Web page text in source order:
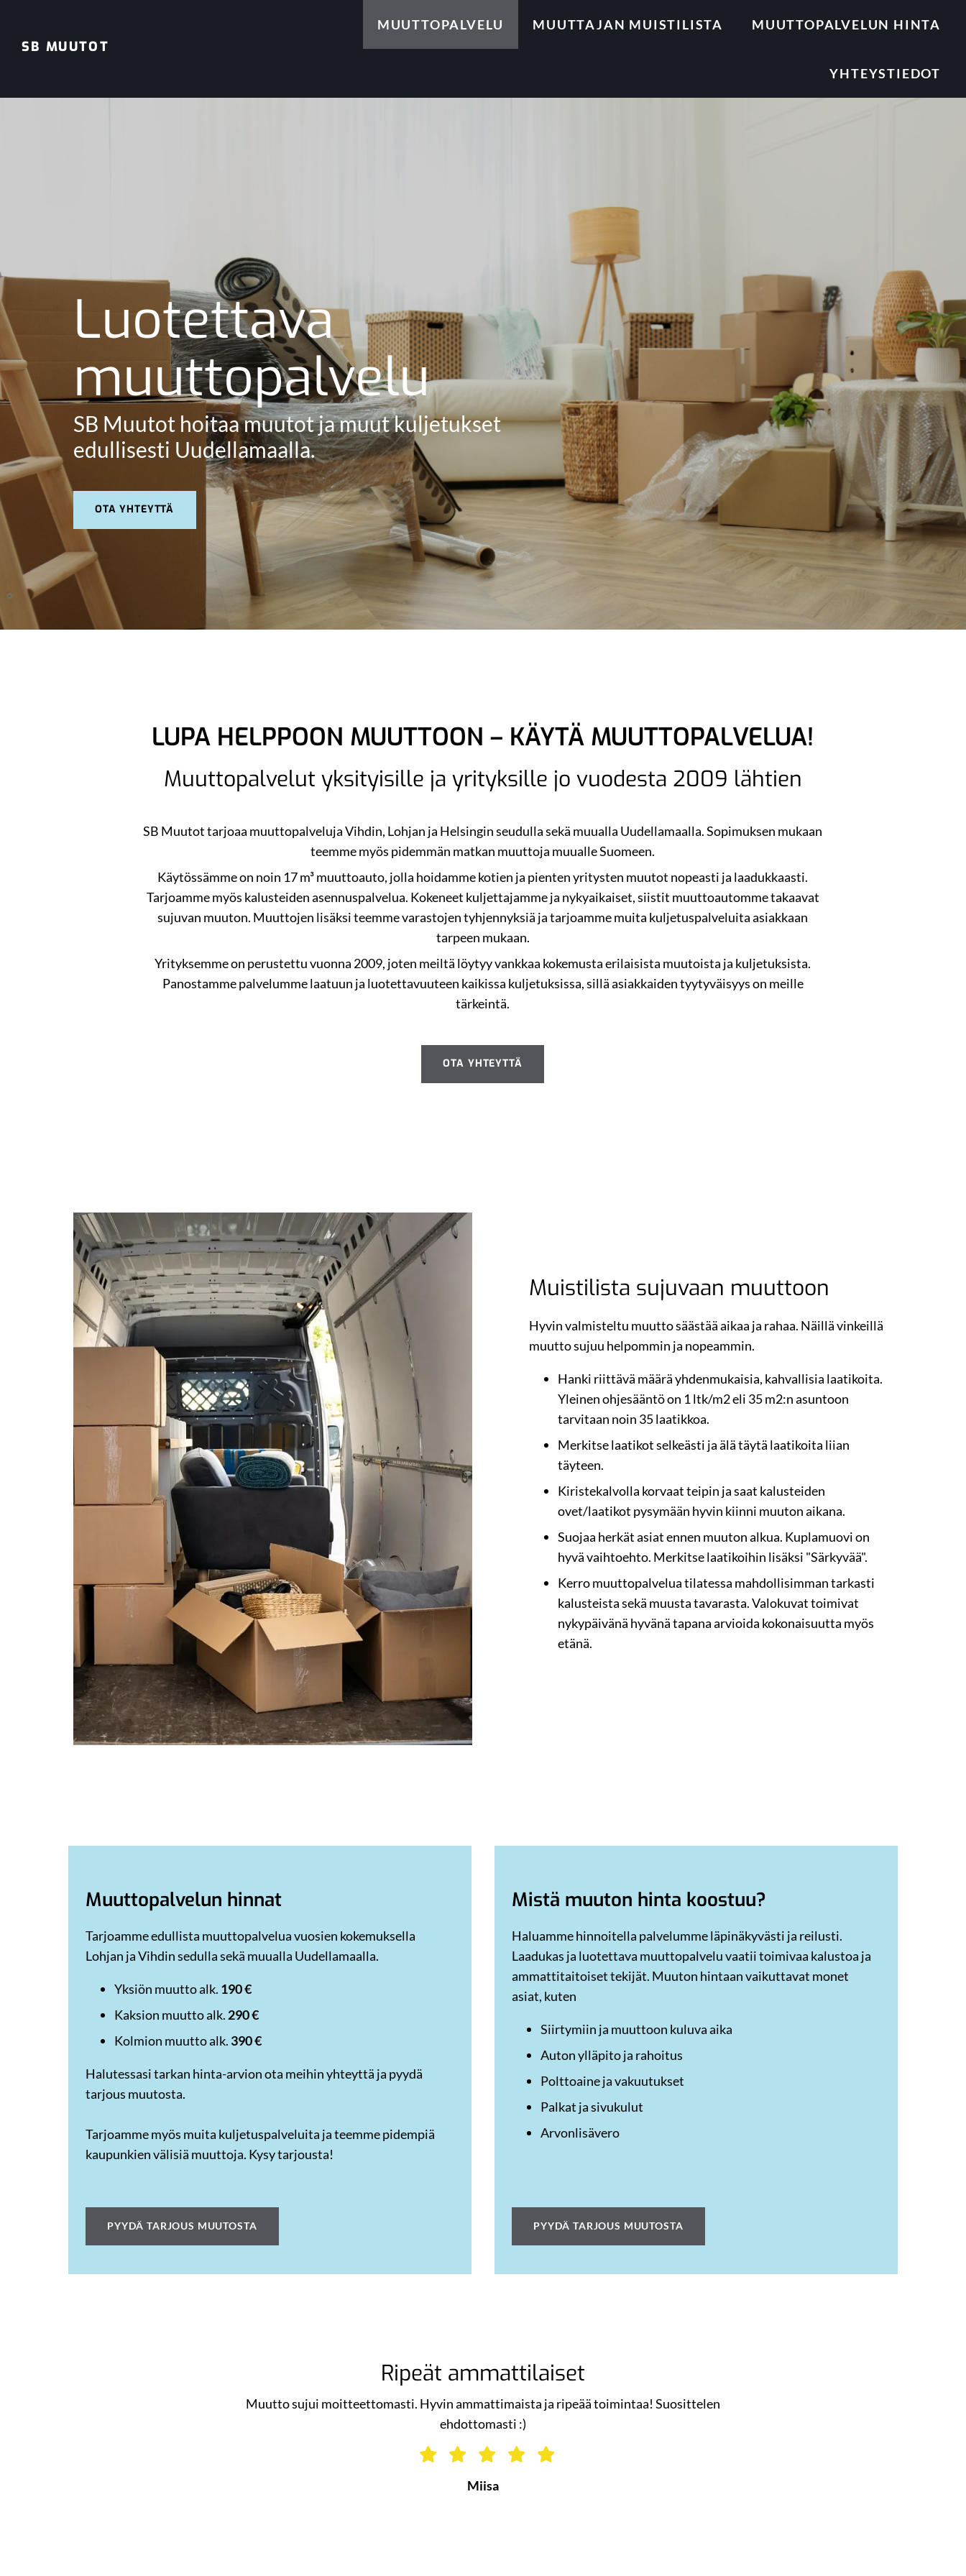
SB MUUTOT
MUUTTOPALVELU MUUTTAJAN MUISTILISTA MUUTTOPALVELUN HINTA
YHTEYSTIEDOT
Luotettava
muuttopalvelu
SB Muutot hoitaa muutot ja muut kuljetukset
edullisesti Uudellamaalla.
OTA YHTEYTTÄ
LUPA HELPPOON MUUTTOON – KÄYTÄ MUUTTOPALVELUA!
Muuttopalvelut yksityisille ja yrityksille jo vuodesta 2009 lähtien
SB Muutot tarjoaa muuttopalveluja Vihdin, Lohjan ja Helsingin seudulla sekä muualla Uudellamaalla. Sopimuksen mukaan
teemme myös pidemmän matkan muuttoja muualle Suomeen.
Käytössämme on noin 17 m³ muuttoauto, jolla hoidamme kotien ja pienten yritysten muutot nopeasti ja laadukkaasti.
Tarjoamme myös kalusteiden asennuspalvelua. Kokeneet kuljettajamme ja nykyaikaiset, siistit muuttoautomme takaavat
sujuvan muuton. Muuttojen lisäksi teemme varastojen tyhjennyksiä ja tarjoamme muita kuljetuspalveluita asiakkaan
tarpeen mukaan.
Yrityksemme on perustettu vuonna 2009, joten meiltä löytyy vankkaa kokemusta erilaisista muutoista ja kuljetuksista.
Panostamme palvelumme laatuun ja luotettavuuteen kaikissa kuljetuksissa, sillä asiakkaiden tyytyväisyys on meille
tärkeintä.
OTA YHTEYTTÄ
Muistilista sujuvaan muuttoon
Hyvin valmisteltu muutto säästää aikaa ja rahaa. Näillä vinkeillä
muutto sujuu helpommin ja nopeammin.
Hanki riittävä määrä yhdenmukaisia, kahvallisia laatikoita.
Yleinen ohjesääntö on 1 ltk/m2 eli 35 m2:n asuntoon
tarvitaan noin 35 laatikkoa.
Merkitse laatikot selkeästi ja älä täytä laatikoita liian
täyteen.
Kiristekalvolla korvaat teipin ja saat kalusteiden
ovet/laatikot pysymään hyvin kiinni muuton aikana.
Suojaa herkät asiat ennen muuton alkua. Kuplamuovi on
hyvä vaihtoehto. Merkitse laatikoihin lisäksi "Särkyvää".
Kerro muuttopalvelua tilatessa mahdollisimman tarkasti
kalusteista sekä muusta tavarasta. Valokuvat toimivat
nykypäivänä hyvänä tapana arvioida kokonaisuutta myös
etänä.
Muuttopalvelun hinnat
Tarjoamme edullista muuttopalvelua vuosien kokemuksella
Lohjan ja Vihdin sedulla sekä muualla Uudellamaalla.
Yksiön muutto alk. 190 €
Kaksion muutto alk. 290 €
Kolmion muutto alk. 390 €
Halutessasi tarkan hinta-arvion ota meihin yhteyttä ja pyydä
tarjous muutosta.
Tarjoamme myös muita kuljetuspalveluita ja teemme pidempiä
kaupunkien välisiä muuttoja. Kysy tarjousta!
PYYDÄ TARJOUS MUUTOSTA
Mistä muuton hinta koostuu?
Haluamme hinnoitella palvelumme läpinäkyvästi ja reilusti.
Laadukas ja luotettava muuttopalvelu vaatii toimivaa kalustoa ja
ammattitaitoiset tekijät. Muuton hintaan vaikuttavat monet
asiat, kuten
Siirtymiin ja muuttoon kuluva aika
Auton ylläpito ja rahoitus
Polttoaine ja vakuutukset
Palkat ja sivukulut
Arvonlisävero
PYYDÄ TARJOUS MUUTOSTA
Ripeät ammattilaiset
Muutto sujui moitteettomasti. Hyvin ammattimaista ja ripeää toimintaa! Suosittelen
ehdottomasti :)
Miisa